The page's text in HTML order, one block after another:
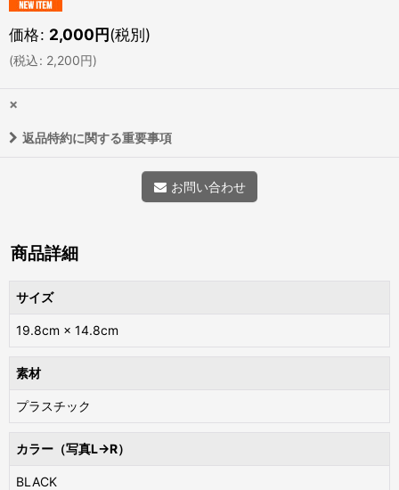
価格: 2,000円(税別)
(税込: 2,200円)
×
返品特約に関する重要事項
お問い合わせ
商品詳細
サイズ
19.8cm × 14.8cm
素材
プラスチック
カラー（写真L→R）
BLACK